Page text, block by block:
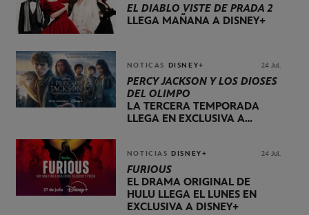
EL DIABLO VISTE DE PRADA 2
LLEGA MAÑANA A DISNEY+
NOTICAS DISNEY+ 24 Jul.
PERCY JACKSON Y LOS DIOSES
DEL OLIMPO
LA TERCERA TEMPORADA
LLEGA EN EXCLUSIVA A
NOTICIAS DISNEY+ 24 Jul.
FURIOUS
EL DRAMA ORIGINAL DE
HULU LLEGA EL LUNES EN
EXCLUSIVA A DISNEY+